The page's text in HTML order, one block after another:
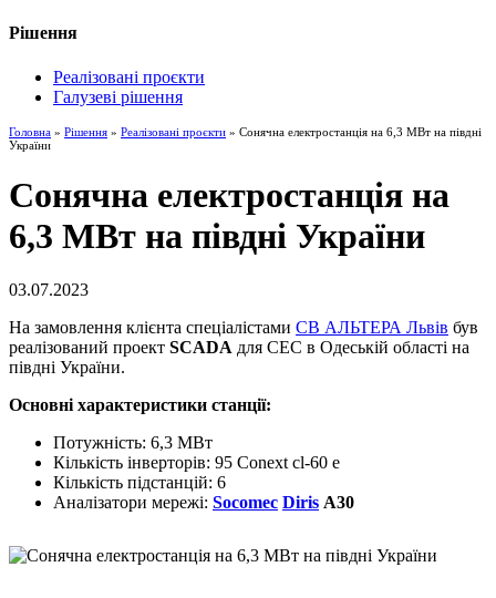
Рішення
Реалізовані проєкти
Галузеві рішення
Головна » Рішення » Реалізовані проєкти » Сонячна електростанція на 6,3 МВт на півдні
України
Сонячна електростанція на
6,3 МВт на півдні України
03.07.2023
На замовлення клієнта спеціалістами СВ АЛЬТЕРА Львів був
реалізований проект SCADA для СЕС в Одеській області на
півдні України.
Основні характеристики станції:
Потужність: 6,3 МВт
Кількість інверторів: 95 Conext cl-60 e
Кількість підстанцій: 6
Аналізатори мережі: Socomec Diris A30